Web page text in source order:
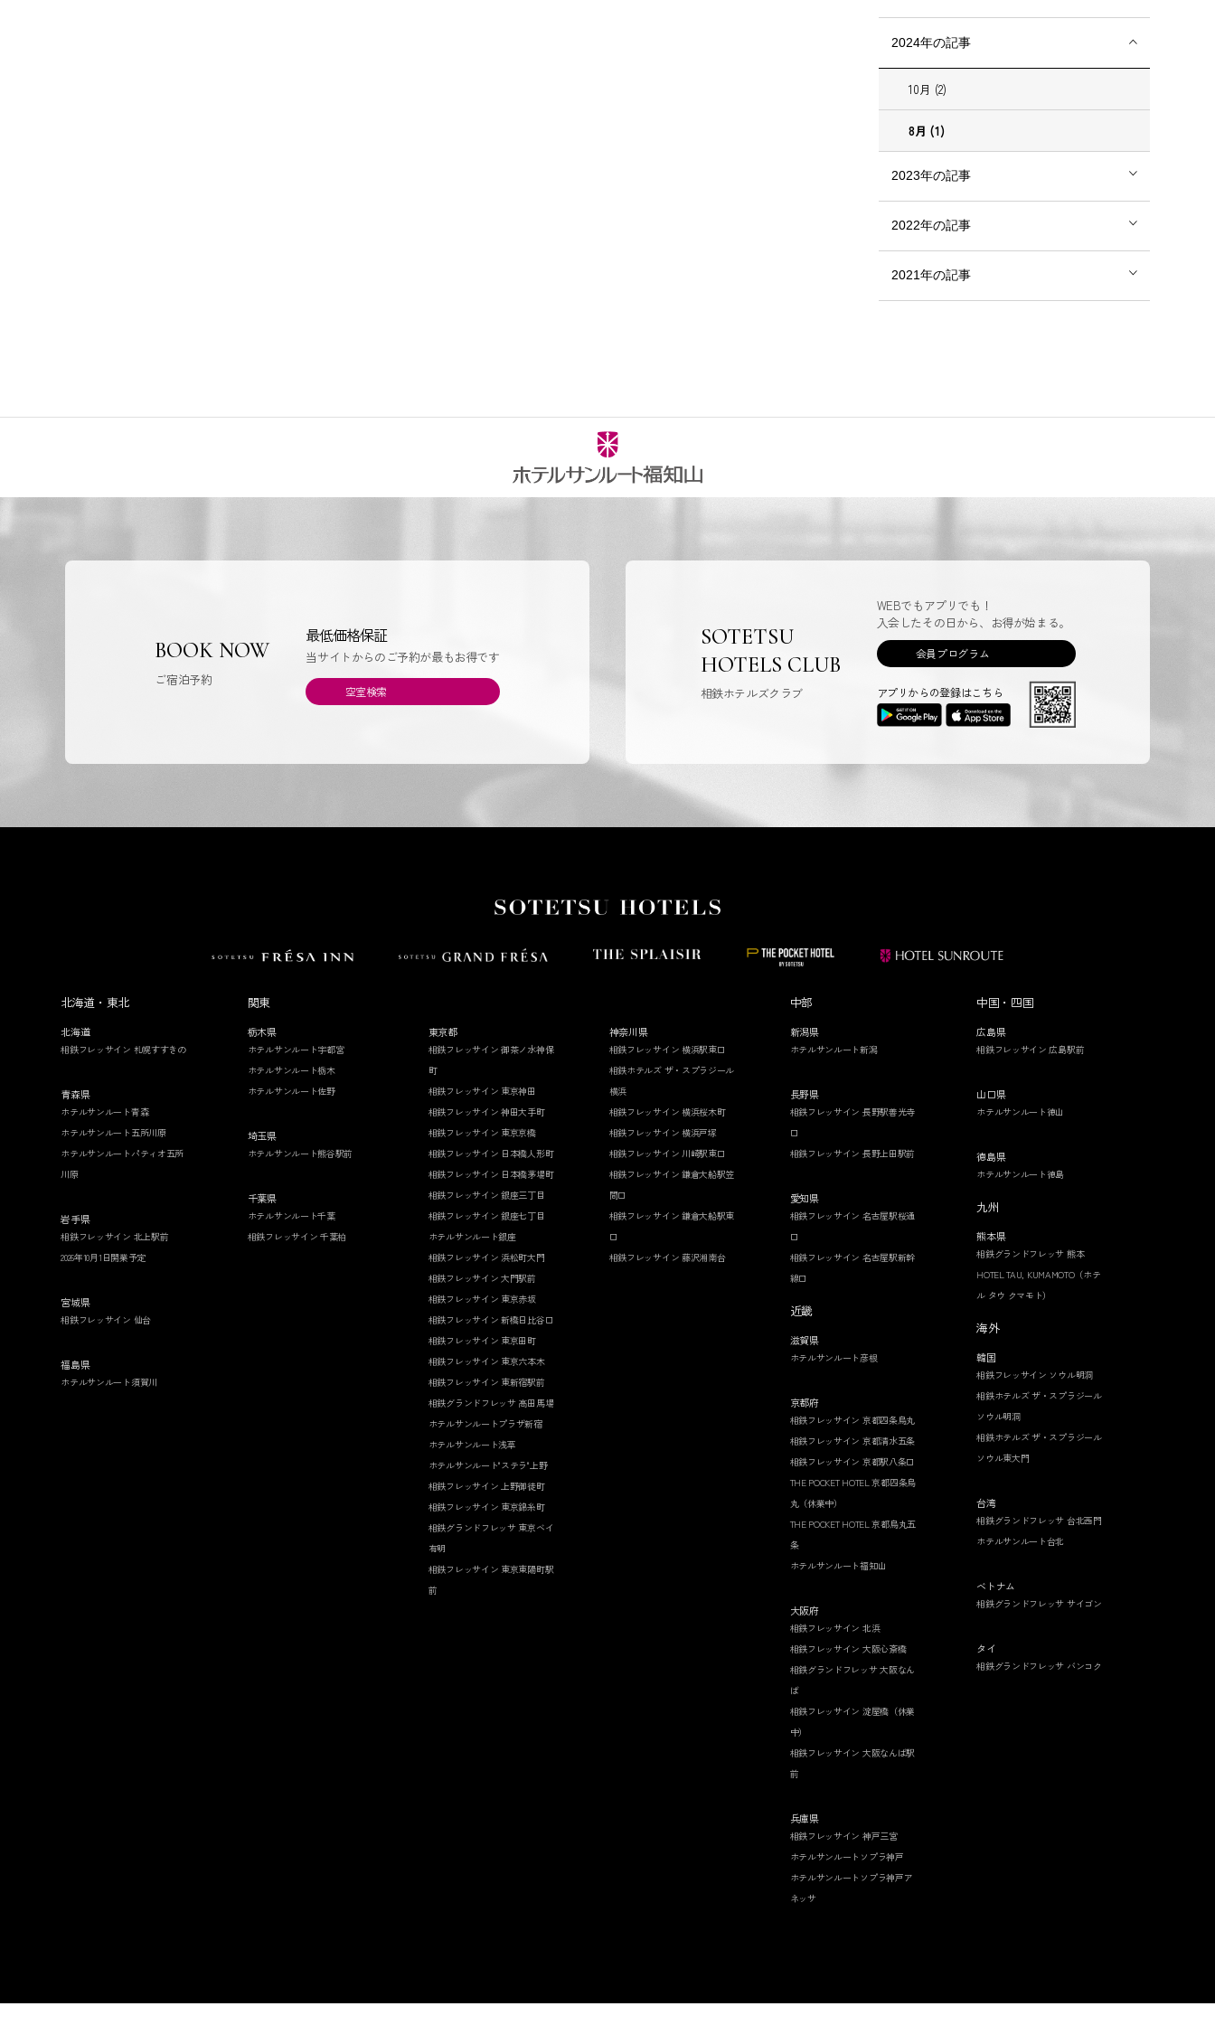
2024年の記事
10月 (2)
8月 (1)
2023年の記事
2022年の記事
2021年の記事
BOOK NOW
ご宿泊予約
最低価格保証
当サイトからのご予約が最もお得です
空室検索
SOTETSU
HOTELS CLUB
相鉄ホテルズクラブ
WEBでもアプリでも！
入会したその日から、お得が始まる。
会員プログラム
アプリからの登録はこちら
北海道・東北
北海道
相鉄フレッサイン 札幌すすきの
青森県
ホテルサンルート青森
ホテルサンルート五所川原
ホテルサンルートパティオ五所
川原
岩手県
相鉄フレッサイン 北上駅前
2026年10月1日開業予定
宮城県
相鉄フレッサイン 仙台
福島県
ホテルサンルート須賀川
関東
栃木県
ホテルサンルート宇都宮
ホテルサンルート栃木
ホテルサンルート佐野
埼玉県
ホテルサンルート熊谷駅前
千葉県
ホテルサンルート千葉
相鉄フレッサイン 千葉柏
東京都
相鉄フレッサイン 御茶ノ水神保
町
相鉄フレッサイン 東京神田
相鉄フレッサイン 神田大手町
相鉄フレッサイン 東京京橋
相鉄フレッサイン 日本橋人形町
相鉄フレッサイン 日本橋茅場町
相鉄フレッサイン 銀座三丁目
相鉄フレッサイン 銀座七丁目
ホテルサンルート銀座
相鉄フレッサイン 浜松町大門
相鉄フレッサイン 大門駅前
相鉄フレッサイン 東京赤坂
相鉄フレッサイン 新橋日比谷口
相鉄フレッサイン 東京田町
相鉄フレッサイン 東京六本木
相鉄フレッサイン 東新宿駅前
相鉄グランドフレッサ 高田馬場
ホテルサンルートプラザ新宿
ホテルサンルート浅草
ホテルサンルート"ステラ"上野
相鉄フレッサイン 上野御徒町
相鉄フレッサイン 東京錦糸町
相鉄グランドフレッサ 東京ベイ
有明
相鉄フレッサイン 東京東陽町駅
前
神奈川県
相鉄フレッサイン 横浜駅東口
相鉄ホテルズ ザ・スプラジール
横浜
相鉄フレッサイン 横浜桜木町
相鉄フレッサイン 横浜戸塚
相鉄フレッサイン 川崎駅東口
相鉄フレッサイン 鎌倉大船駅笠
間口
相鉄フレッサイン 鎌倉大船駅東
口
相鉄フレッサイン 藤沢湘南台
中部
新潟県
ホテルサンルート新潟
長野県
相鉄フレッサイン 長野駅善光寺
口
相鉄フレッサイン 長野上田駅前
愛知県
相鉄フレッサイン 名古屋駅桜通
口
相鉄フレッサイン 名古屋駅新幹
線口
近畿
滋賀県
ホテルサンルート彦根
京都府
相鉄フレッサイン 京都四条烏丸
相鉄フレッサイン 京都清水五条
相鉄フレッサイン 京都駅八条口
THE POCKET HOTEL 京都四条烏
丸（休業中）
THE POCKET HOTEL 京都烏丸五
条
ホテルサンルート福知山
大阪府
相鉄フレッサイン 北浜
相鉄フレッサイン 大阪心斎橋
相鉄グランドフレッサ 大阪なん
ば
相鉄フレッサイン 淀屋橋（休業
中）
相鉄フレッサイン 大阪なんば駅
前
兵庫県
相鉄フレッサイン 神戸三宮
ホテルサンルートソプラ神戸
ホテルサンルートソプラ神戸ア
ネッサ
中国・四国
広島県
相鉄フレッサイン 広島駅前
山口県
ホテルサンルート徳山
徳島県
ホテルサンルート徳島
九州
熊本県
相鉄グランドフレッサ 熊本
HOTEL TAU, KUMAMOTO（ホテ
ル タウ クマモト）
海外
韓国
相鉄フレッサイン ソウル明洞
相鉄ホテルズ ザ・スプラジール
ソウル明洞
相鉄ホテルズ ザ・スプラジール
ソウル東大門
台湾
相鉄グランドフレッサ 台北西門
ホテルサンルート台北
ベトナム
相鉄グランドフレッサ サイゴン
タイ
相鉄グランドフレッサ バンコク